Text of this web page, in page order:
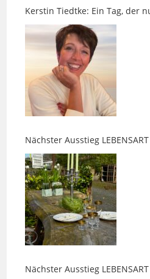
Nächster Ausstieg LEBENSART
Nächster Ausstieg